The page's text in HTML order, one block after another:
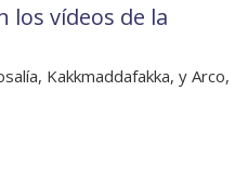
los vídeos de la
Kakkmaddafakka, y Arco,